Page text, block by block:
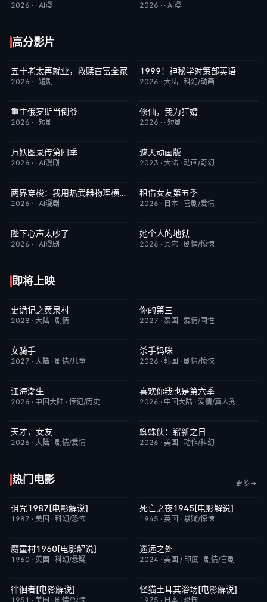
2026 · · AI漫 2026 · · AI漫
高分影片
完结 10.0
五十老太再就业，救赎首富全家
2026 · · 短剧
更新至第3集 10.0
1999！神秘学对策部英语
2026 · 大陆 · 科幻/动画
完结
重生俄罗斯当倒爷
2026 · · 短剧
完结
修仙，我为狂婿
2026 · · 短剧
完结
万妖图录传第四季
2026 · · AI漫剧
更新至第174集
遮天动画版
2023 · 大陆 · 动画/奇幻
完结 10.0两界穿梭：我用热武器物理横推修真界
2026 · · AI漫剧
已完结
租借女友第五季
2026 · 日本 · 喜剧/爱情
完结
陛下心声太吵了
2026 · · AI漫剧
HD中字
她个人的地狱
2026 · 其它 · 剧情/惊悚
即将上映
6月23日更新
史诡记之黄泉村
2028 · 大陆 · 剧情
更新至第02集
你的第三
2027 · 泰国 · 爱情/同性
7月15日更新
女骑手
2027 · 大陆 · 剧情/儿童
更新至第04集
杀手妈咪
2026 · 韩国 · 剧情/惊悚
更新至第28集
江海潮生
2026 · 中国大陆 · 传记/历史
昨日更新
喜欢你我也是第六季
2026 · 中国大陆 · 爱情/真人秀
更新至第20集
天才，女友
2026 · 大陆 · 剧情/爱情
TC中字
蜘蛛侠：崭新之日
2026 · 美国 · 动作/科幻
热门电影 更多
已完结
诅咒1987[电影解说]
1987 · 美国 · 科幻/恐怖
已完结
死亡之夜1945[电影解说]
1945 · 英国 · 悬疑/惊悚
已完结
魔童村1960[电影解说]
1960 · 英国 · 科幻/悬疑
本周更新
遥远之处
2024 · 美国 / 印度 · 剧情/喜剧
已完结
徘徊者[电影解说]
1951 · 美国 · 剧情/惊悚
已完结
怪猫土耳其浴场[电影解说]
1975 · 日本 · 恐怖